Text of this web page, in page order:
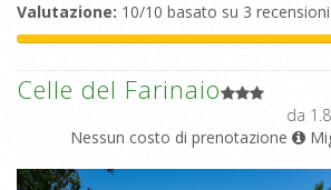
Valutazione: 10/10 basato su 3 recensioni
Celle del Farinaio
da
Nessun costo di prenotazione